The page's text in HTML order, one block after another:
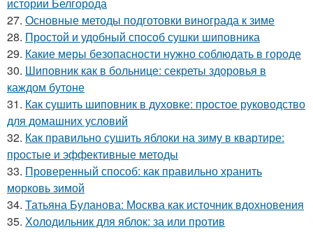
27. Основные методы подготовки винограда к зиме
28. Простой и удобный способ сушки шиповника
29. Какие меры безопасности нужно соблюдать в городе
30. Шиповник как в больнице: секреты здоровья в
каждом бутоне
31. Как сушить шиповник в духовке: простое руководство
для домашних условий
32. Как правильно сушить яблоки на зиму в квартире:
простые и эффективные методы
33. Проверенный способ: как правильно хранить
морковь зимой
34. Татьяна Буланова: Москва как источник вдохновения
35. Холодильник для яблок: за или против